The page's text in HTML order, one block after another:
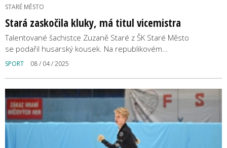
STARÉ MĚSTO
Stará zaskočila kluky, má titul vicemistra
Talentované šachistce Zuzaně Staré z ŠK Staré Město
se podařil husarský kousek. Na republikovém…
SPORT 08 / 04 / 2025